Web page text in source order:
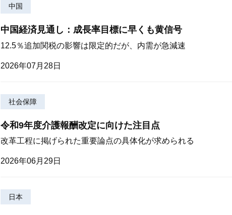
中国
中国経済見通し：成長率目標に早くも黄信号
12.5％追加関税の影響は限定的だが、内需が急減速
2026年07月28日
社会保障
令和9年度介護報酬改定に向けた注目点
改革工程に掲げられた重要論点の具体化が求められる
2026年06月29日
日本